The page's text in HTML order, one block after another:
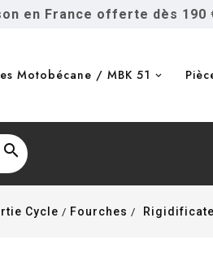
en France offerte dès 190
Motobécane / MBK 51

Cycle Fourches